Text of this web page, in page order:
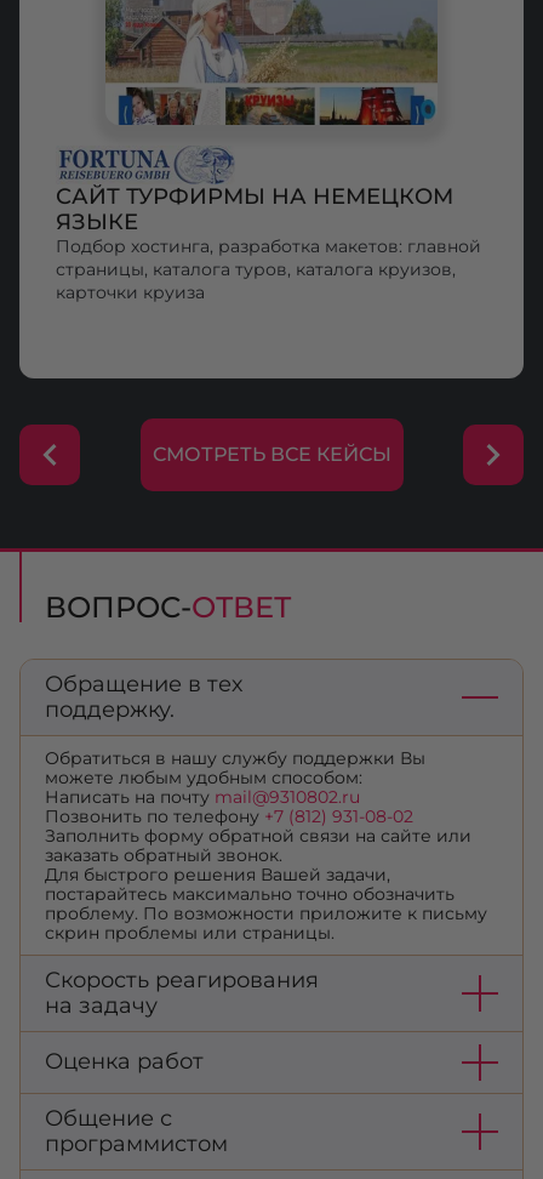
САЙТ ТУРФИРМЫ НА НЕМЕЦКОМ
ЯЗЫКЕ
Подбор хостинга, разработка макетов: главной
страницы, каталога туров, каталога круизов,
карточки круиза
СМОТРЕТЬ ВСЕ КЕЙСЫ
ВОПРОС-ОТВЕТ
Обращение в тех
поддержку.
Обратиться в нашу службу поддержки Вы
можете любым удобным способом:
Написать на почту mail@9310802.ru
Позвонить по телефону +7 (812) 931-08-02
Заполнить форму обратной связи на сайте или
заказать обратный звонок.
Для быстрого решения Вашей задачи,
постарайтесь максимально точно обозначить
проблему. По возможности приложите к письму
скрин проблемы или страницы.
Скорость реагирования
на задачу
Оценка работ
Общение с
программистом